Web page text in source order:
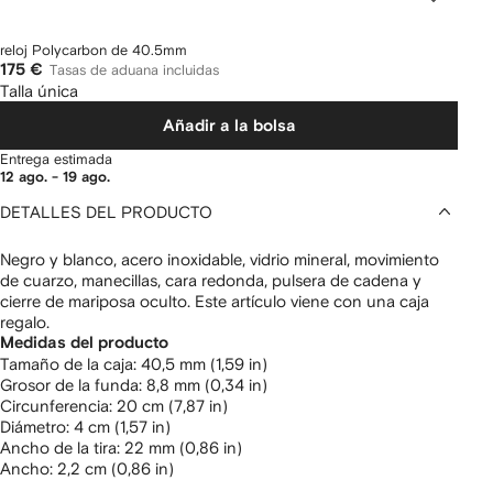
reloj Polycarbon de 40.5mm
175 € Tasas de aduana incluidas
Talla única
Añadir a la bolsa
Entrega estimada
12 ago. - 19 ago.
DETALLES DEL PRODUCTO
Negro y blanco, acero inoxidable, vidrio mineral, movimiento
de cuarzo, manecillas, cara redonda, pulsera de cadena y
cierre de mariposa oculto. Este artículo viene con una caja
regalo.
Medidas del producto
tamaño de la caja: 40,5 mm (1,59 in)
grosor de la funda: 8,8 mm (0,34 in)
circunferencia: 20 cm (7,87 in)
diámetro: 4 cm (1,57 in)
ancho de la tira: 22 mm (0,86 in)
ancho: 2,2 cm (0,86 in)